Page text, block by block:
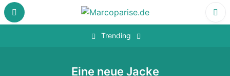
Skip
to
Trending
Eine neue Jacke